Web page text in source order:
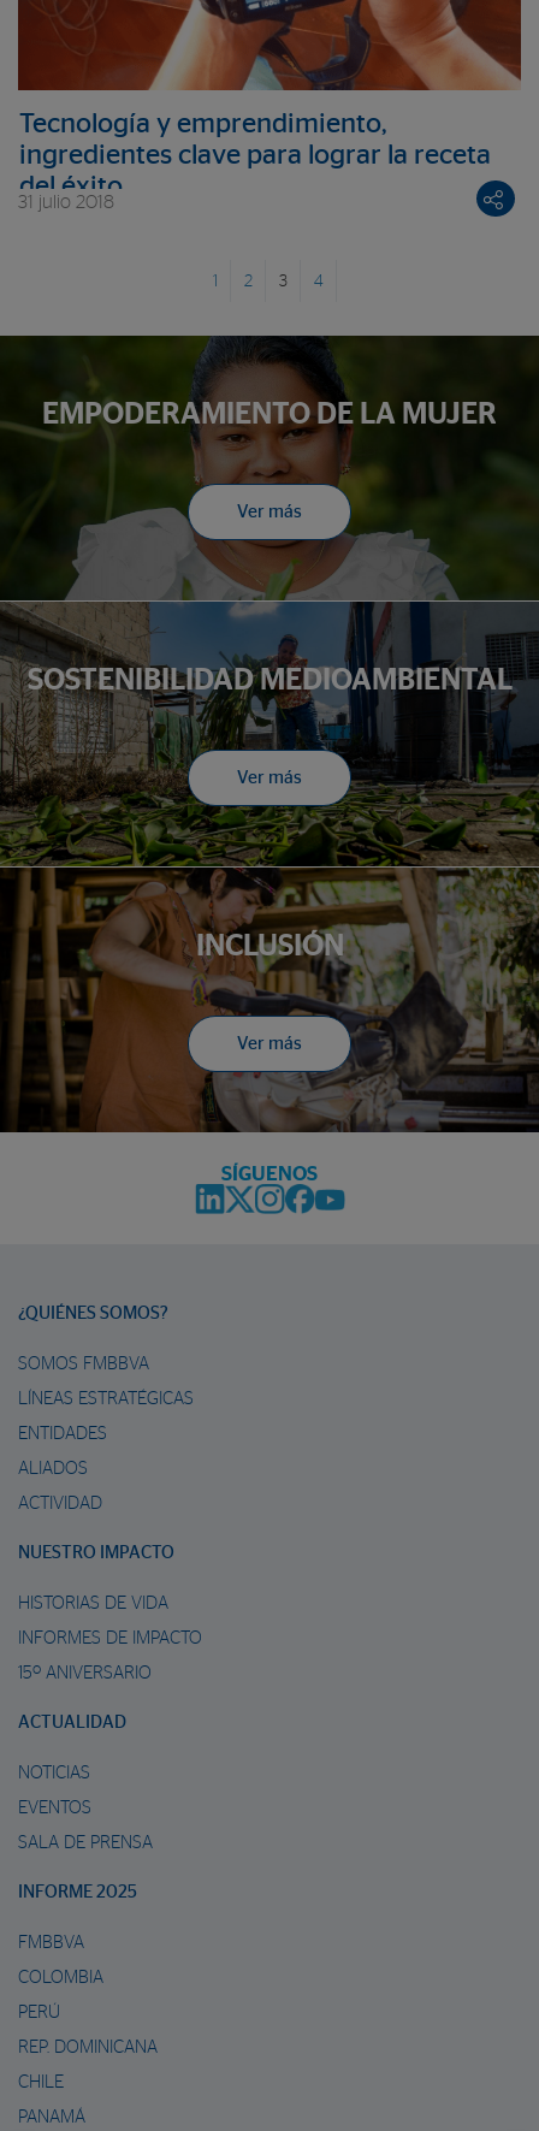
Tecnología y emprendimiento,
ingredientes clave para lograr la receta
del éxito
31 julio 2018
1 2 3 4
EMPODERAMIENTO DE LA MUJER
Ver más
SOSTENIBILIDAD MEDIOAMBIENTAL
Ver más
INCLUSIÓN
Ver más
SÍGUENOS
¿QUIÉNES SOMOS?
SOMOS FMBBVA
LÍNEAS ESTRATÉGICAS
ENTIDADES
ALIADOS
ACTIVIDAD
NUESTRO IMPACTO
HISTORIAS DE VIDA
INFORMES DE IMPACTO
15º ANIVERSARIO
ACTUALIDAD
NOTICIAS
EVENTOS
SALA DE PRENSA
INFORME 2025
FMBBVA
COLOMBIA
PERÚ
REP. DOMINICANA
CHILE
PANAMÁ